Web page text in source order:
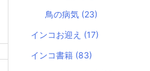
鳥の病気 (23)
インコお迎え (17)
インコ書籍 (83)